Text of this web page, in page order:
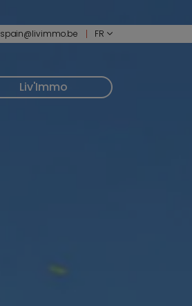
spain@livimmo.be FR
Liv'Immo